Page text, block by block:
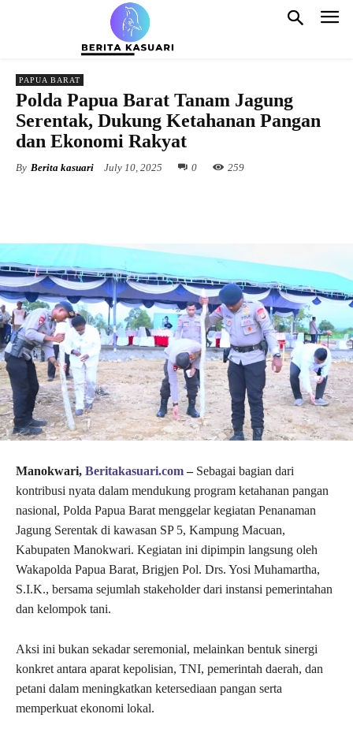
PAPUA BARAT
Polda Papua Barat Tanam Jagung
Serentak, Dukung Ketahanan Pangan
dan Ekonomi Rakyat
By Berita kasuari July 10, 2025 0 259
Manokwari, Beritakasuari.com–Sebagai bagian dari
kontribusi nyata dalam mendukung program ketahanan pangan
nasional, Polda Papua Barat menggelar kegiatan Penanaman
Jagung Serentak di kawasan SP 5, Kampung Macuan,
Kabupaten Manokwari. Kegiatan ini dipimpin langsung oleh
Wakapolda Papua Barat, Brigjen Pol. Drs. Yosi Muhamartha,
S.I.K., bersama sejumlah stakeholder dari instansi pemerintahan
dan kelompok tani.
Aksi ini bukan sekadar seremonial, melainkan bentuk sinergi
konkret antara aparat kepolisian, TNI, pemerintah daerah, dan
petani dalam meningkatkan ketersediaan pangan serta
memperkuat ekonomi lokal.